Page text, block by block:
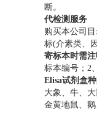
断。
代检测服务
购买本公司
标(介素类、
寄标本时需注
标本编号；2
Elisa试剂盒
大象、牛、
金黄地鼠、